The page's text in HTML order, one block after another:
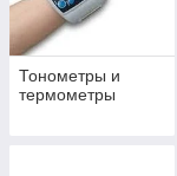
Тонометры и
термометры